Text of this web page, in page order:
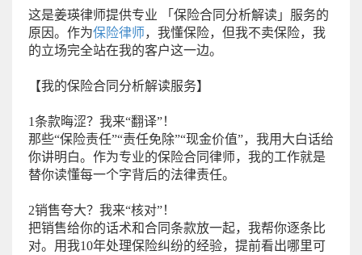
这是姜瑛律师提供专业 「保险合同分析解读」服务的
原因。作为保险律师，我懂保险，但我不卖保险，我
的立场完全站在我的客户这一边。
【我的保险合同分析解读服务】
1条款晦涩？我来“翻译”！
那些“保险责任”“责任免除”“现金价值”，我用大白话给
你讲明白。作为专业的保险合同律师，我的工作就是
替你读懂每一个字背后的法律责任。
2销售夸大？我来“核对”！
把销售给你的话术和合同条款放一起，我帮你逐条比
对。用我10年处理保险纠纷的经验，提前看出哪里可